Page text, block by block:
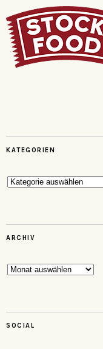
KATEGORIEN
Kategorien
ARCHIV
Archiv
SOCIAL